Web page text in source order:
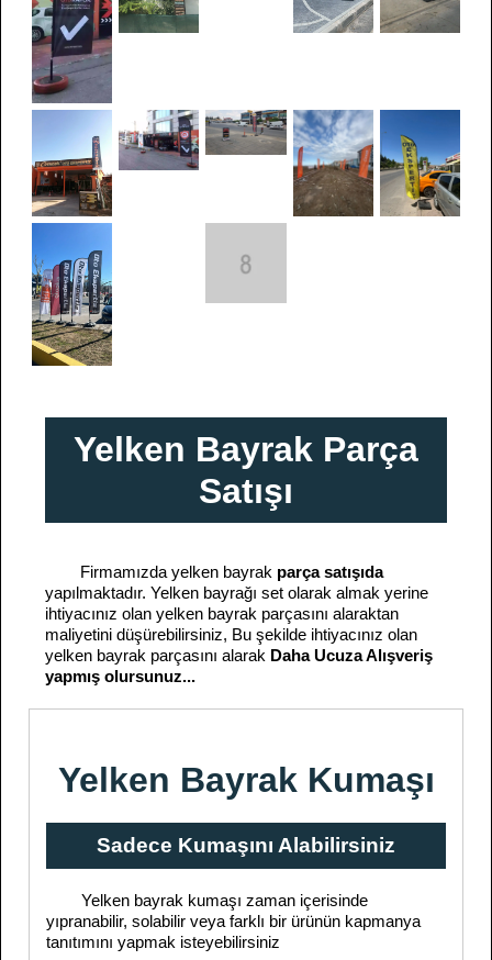
Yelken Bayrak Parça
Satışı
Firmamızda yelken bayrak parça satışıda
yapılmaktadır. Yelken bayrağı set olarak almak yerine
ihtiyacınız olan yelken bayrak parçasını alaraktan
maliyetini düşürebilirsiniz, Bu şekilde ihtiyacınız olan
yelken bayrak parçasını alarak Daha Ucuza Alışveriş
yapmış olursunuz...
Yelken Bayrak Kumaşı
Sadece Kumaşını Alabilirsiniz
Yelken bayrak kumaşı zaman içerisinde
yıpranabilir, solabilir veya farklı bir ürünün kapmanya
tanıtımını yapmak isteyebilirsiniz